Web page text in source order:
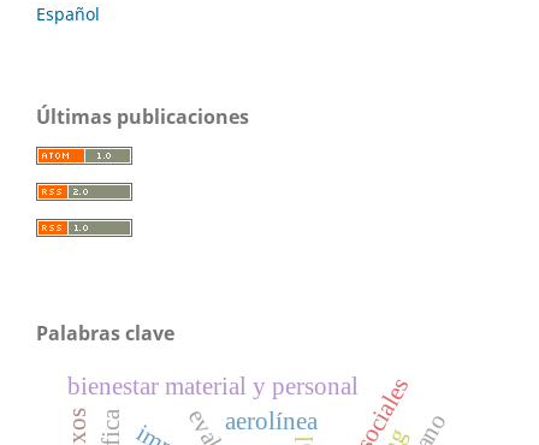
Español
Últimas publicaciones
Palabras clave
bienestar material y personal
aerolínea